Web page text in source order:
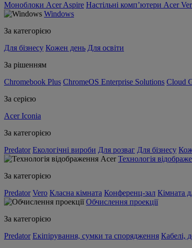
Моноблоки Acer Aspire Настільні комп’ютери Acer
Windows
За категорією
Для бізнесу Кожен день Для освіти
За рішенням
Chromebook Plus ChromeOS Enterprise Solutions Cloud
За серією
Acer Iconia
За категорією
Predator Екологічні вироби Для розваг Для бізнесу
Технологія
За категорією
Predator Vero Класна кімната Конференц-зал Кімната
Обчислення проекції
За категорією
Predator Екіпірування, сумки та спорядження Кабелі,